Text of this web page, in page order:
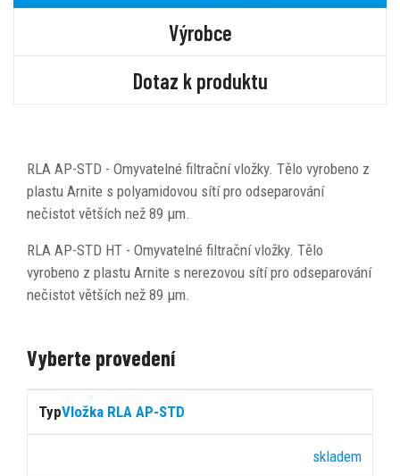
Výrobce
Dotaz k produktu
RLA AP-STD - Omyvatelné filtrační vložky. Tělo vyrobeno z
plastu Arnite s polyamidovou sítí pro odseparování
nečistot větších než 89 μm.
RLA AP-STD HT - Omyvatelné filtrační vložky. Tělo
vyrobeno z plastu Arnite s nerezovou sítí pro odseparování
nečistot větších než 89 μm.
Vyberte provedení
s
Počet
ks
Vložka RLA AP-STD
skladem